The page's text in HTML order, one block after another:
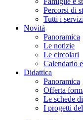
Percorsi di
Tutti i servizi
Novità
Panoramica
Le notizie
Le circolari
Calendario
Didattica
Panoramica
Offerta
Le schede
I progetti